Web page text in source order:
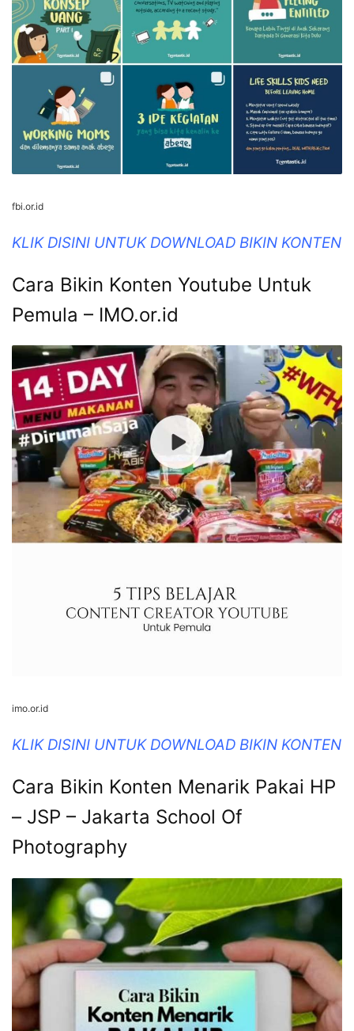
fbi.or.id
KLIK DISINI UNTUK DOWNLOAD BIKIN KONTEN
Cara Bikin Konten Youtube Untuk
Pemula – IMO.or.id
imo.or.id
KLIK DISINI UNTUK DOWNLOAD BIKIN KONTEN
Cara Bikin Konten Menarik Pakai HP
– JSP – Jakarta School Of
Photography